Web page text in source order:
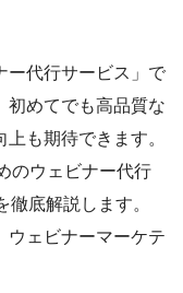
ー代行サービス」で
初めてでも高品質な
も期待できます。
のウェビナー代行
底解説します。
ウェビナーマーケテ